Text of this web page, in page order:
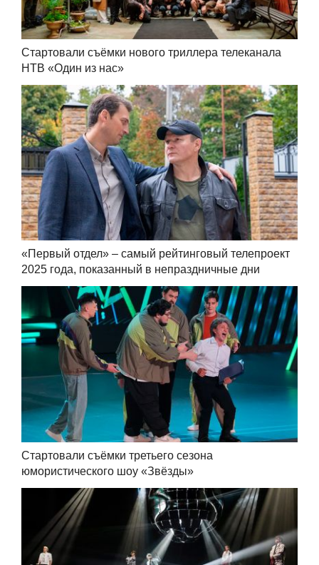
Стартовали съёмки нового триллера телеканала
НТВ «Один из нас»
«Первый отдел» – самый рейтинговый телепроект
2025 года, показанный в непраздничные дни
Стартовали съёмки третьего сезона
юмористического шоу «Звёзды»